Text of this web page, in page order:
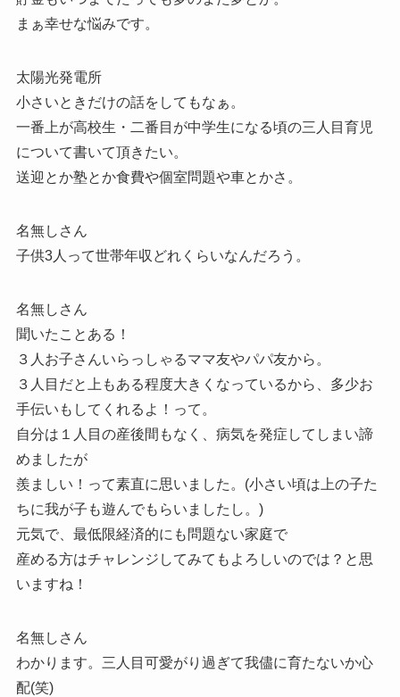
まぁ幸せな悩みです。
太陽光発電所
小さいときだけの話をしてもなぁ。
一番上が高校生・二番目が中学生になる頃の三人目育児
について書いて頂きたい。
送迎とか塾とか食費や個室問題や車とかさ。
名無しさん
子供3人って世帯年収どれくらいなんだろう。
名無しさん
聞いたことある！
３人お子さんいらっしゃるママ友やパパ友から。
３人目だと上もある程度大きくなっているから、多少お
手伝いもしてくれるよ！って。
自分は１人目の産後間もなく、病気を発症してしまい諦
めましたが
羨ましい！って素直に思いました。(小さい頃は上の子た
ちに我が子も遊んでもらいましたし。)
元気で、最低限経済的にも問題ない家庭で
産める方はチャレンジしてみてもよろしいのでは？と思
いますね！
名無しさん
わかります。三人目可愛がり過ぎて我儘に育たないか心
配(笑)